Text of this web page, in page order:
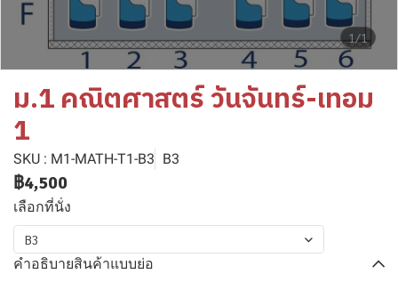
1/1
ม.1 คณิตศาสตร์ วันจันทร์-เทอม
1
SKU : M1-MATH-T1-B3 B3
฿4,500
เลือกที่นั่ง
B3
คำอธิบายสินค้าแบบย่อ